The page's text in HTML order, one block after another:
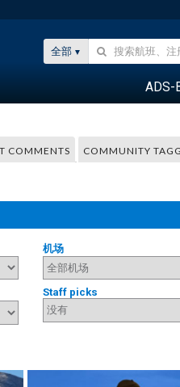
全部
ADS-
COMMENTS COMMUNITY
机场
Staff picks